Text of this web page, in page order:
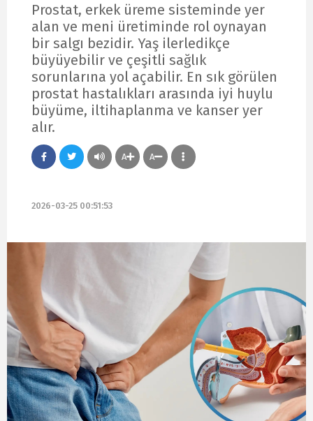
Prostat, erkek üreme sisteminde yer
alan ve meni üretiminde rol oynayan
bir salgı bezidir. Yaş ilerledikçe
büyüyebilir ve çeşitli sağlık
sorunlarına yol açabilir. En sık görülen
prostat hastalıkları arasında iyi huylu
büyüme, iltihaplanma ve kanser yer
alır.
A A
2026-03-25 00:51:53